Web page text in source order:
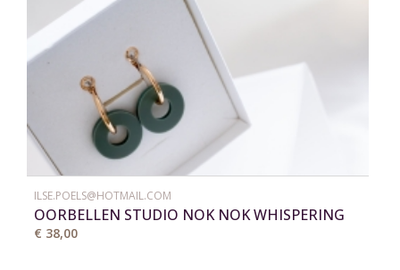
ILSE.POELS@HOTMAIL.COM
OORBELLEN STUDIO NOK NOK WHISPERING
WOODS 6
€ 38,00